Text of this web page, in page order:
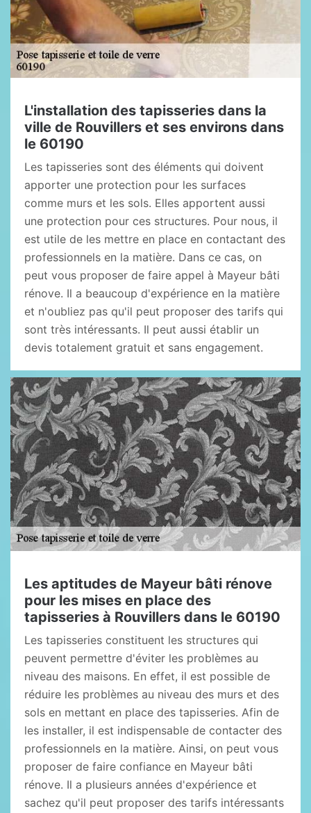
L'installation des tapisseries dans la
ville de Rouvillers et ses environs dans
le 60190
Les tapisseries sont des éléments qui doivent
apporter une protection pour les surfaces
comme murs et les sols. Elles apportent aussi
une protection pour ces structures. Pour nous, il
est utile de les mettre en place en contactant des
professionnels en la matière. Dans ce cas, on
peut vous proposer de faire appel à Mayeur bâti
rénove. Il a beaucoup d'expérience en la matière
et n'oubliez pas qu'il peut proposer des tarifs qui
sont très intéressants. Il peut aussi établir un
devis totalement gratuit et sans engagement.
Les aptitudes de Mayeur bâti rénove
pour les mises en place des
tapisseries à Rouvillers dans le 60190
Les tapisseries constituent les structures qui
peuvent permettre d'éviter les problèmes au
niveau des maisons. En effet, il est possible de
réduire les problèmes au niveau des murs et des
sols en mettant en place des tapisseries. Afin de
les installer, il est indispensable de contacter des
professionnels en la matière. Ainsi, on peut vous
proposer de faire confiance en Mayeur bâti
rénove. Il a plusieurs années d'expérience et
sachez qu'il peut proposer des tarifs intéressants